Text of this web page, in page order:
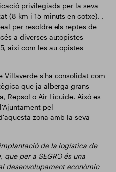
privilegiada per la seva
(8 km i 15 minuts en cotxe). .
per resoldre els reptes de
a diverses autopistes
així com les autopistes
Villaverde s'ha consolidat com
que ja alberga grans
Repsol o Air Liquide. Això es
pel
zona amb la seva
de la logística de
per a SEGRO és una
desenvolupament econòmic